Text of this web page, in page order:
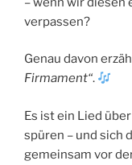
verpassen?
Genau davon
Firmament“.
Es ist ein Lied
spüren – und sich
gemeinsam vor